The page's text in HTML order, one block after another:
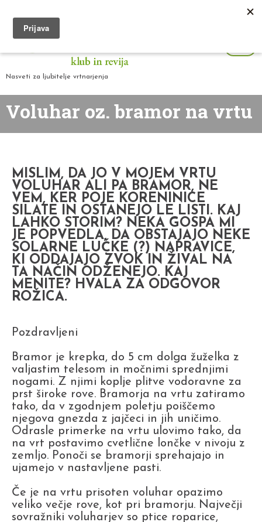
Nasveti za ljubitelje vrtnarjenja
Voluhar oz. bramor na vrtu
MISLIM, DA JO V MOJEM VRTU
VOLUHAR ALI PA BRAMOR, NE
VEM, KER POJE KORENINICE
SILATE IN OSTANEJO LE LISTI. KAJ
LAHKO STORIM? NEKA GOSPA MI
JE POPVEDLA, DA OBSTAJAJO NEKE
SOLARNE LUČKE (?) NAPRAVICE,
KI ODDAJAJO ZVOK IN ŽIVAL NA
TA NAČIN ODŽENEJO. KAJ
MENITE? HVALA ZA ODGOVOR
ROŽICA.
Pozdravljeni
Bramor je krepka, do 5 cm dolga žuželka z
valjastim telesom in močnimi sprednjimi
nogami. Z njimi koplje plitve vodoravne za
prst široke rove. Bramorja na vrtu zatiramo
tako, da v zgodnjem poletju poiščemo
njegova gnezda z jajčeci in jih uničimo.
Odrasle primerke na vrtu ulovimo tako, da
na vrt postavimo cvetlične lončke v nivoju z
zemljo. Ponoči se bramorji sprehajajo in
ujamejo v nastavljene pasti.
Če je na vrtu prisoten voluhar opazimo
veliko večje rove, kot pri bramorju. Največji
sovražniki voluharjev so ptice roparice,